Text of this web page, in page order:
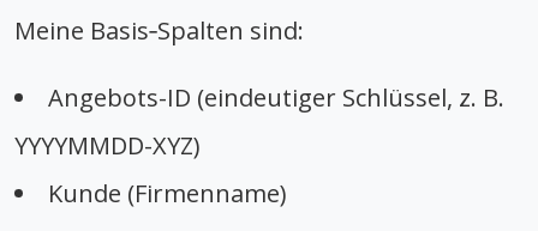
Meine Basis‑Spalten sind:
Angebots-ID (eindeutiger Schlüssel, z. B.
YYYYMMDD-XYZ)
Kunde (Firmenname)